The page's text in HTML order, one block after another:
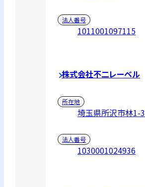
法人番号
1011001097115
株式会社不二レーベル
所在地
埼玉県所沢市林1-
法人番号
1030001024936